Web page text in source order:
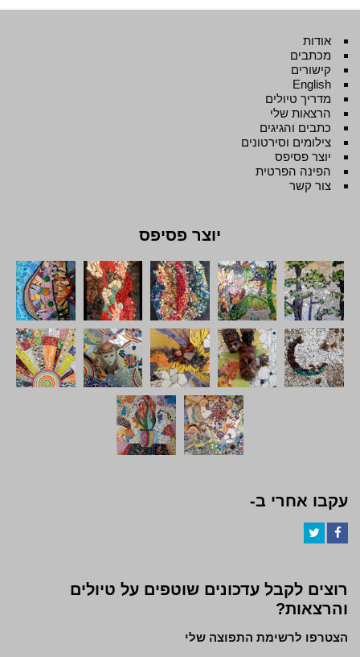
אודות
מכתבים
קישורים
English
מדריך טיולים
הרצאות שלי
כתבים והגיגים
צילומים וסירטונים
יוצר פסיפס
הפינה הפרטית
צור קשר
יוצר פסיפס
עקבו אחרי ב-
רוצים לקבל עדכונים שוטפים על טיולים
והרצאות?
הצטרפו לרשימת התפוצה שלי